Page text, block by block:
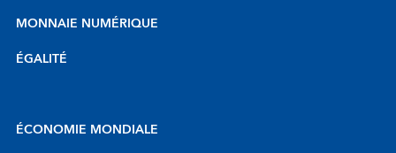
MONNAIE NUMÉRIQUE
ÉGALITÉ
ÉCONOMIE MONDIALE